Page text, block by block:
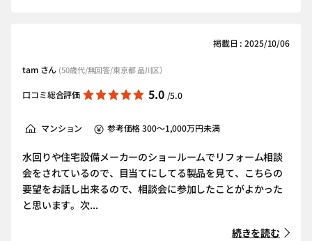
掲載日 : 2025/10/06
tam さん (50歳代/無回答/東京都 品川区）
口コミ総合評価 5.0 /5.0
マンション 参考価格 300～1,000万円未満
水回りや住宅設備メーカーのショールームでリフォーム相談
会をされているので、目当てにしてる製品を見て、こちらの
要望をお話し出来るので、相談会に参加したことがよかった
と思います。次...
続きを読む